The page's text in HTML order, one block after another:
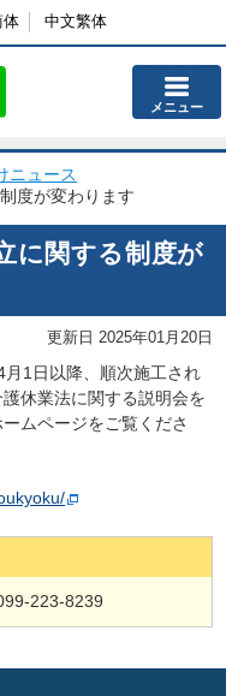
体 中文繁体
メニュー
ニュース
度が変わります
に関する制度が
更新日 2025年01月20日
1日以降、順次施工され
休業法に関する説明会を
ムページをご覧くださ
223-8239